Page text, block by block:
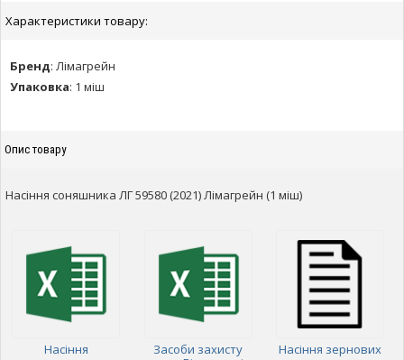
Характеристики товару:
Бренд: Лімагрейн
Упаковка: 1 міш
Опис товару
Насіння соняшника ЛГ 59580 (2021) Лімагрейн (1 міш)
Насіння
Засоби захисту
Насіння зернових